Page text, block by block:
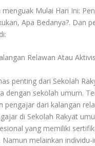
menguak Mulai Hari Ini:
Apa Bedanya?. Dan
Relawan Atau Aktivis
penting dari Sekolah
dengan sekolah umum.
pengajar dari kalangan
di Sekolah Rakyat
yang memiliki
melainkan individu-